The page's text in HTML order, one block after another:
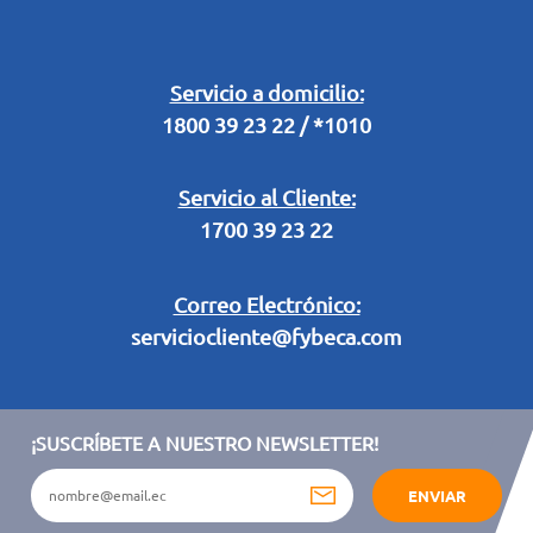
Servicio a domicilio:
1800 39 23 22 / *1010
Servicio al Cliente:
1700 39 23 22
Correo Electrónico:
serviciocliente@fybeca.com
Legal Campaña Produbanco
Términos y condiciones sorteo partido de fútbol "Tu ídolo"
¡SUSCRÍBETE A NUESTRO NEWSLETTER!
ENVIAR